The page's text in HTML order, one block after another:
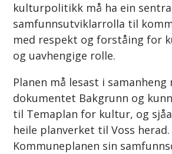
kulturpolitikk må ha ein
samfunnsutviklarrolla til
med respekt og forståing for
og uavhengige rolle.
Planen må lesast i samanheng
dokumentet Bakgrunn og
til Temaplan for kultur, og
heile planverket til Voss herad.
Kommuneplanen sin